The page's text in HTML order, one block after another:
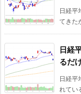
日経平
てきた
日経
るだ
日経平
れてい